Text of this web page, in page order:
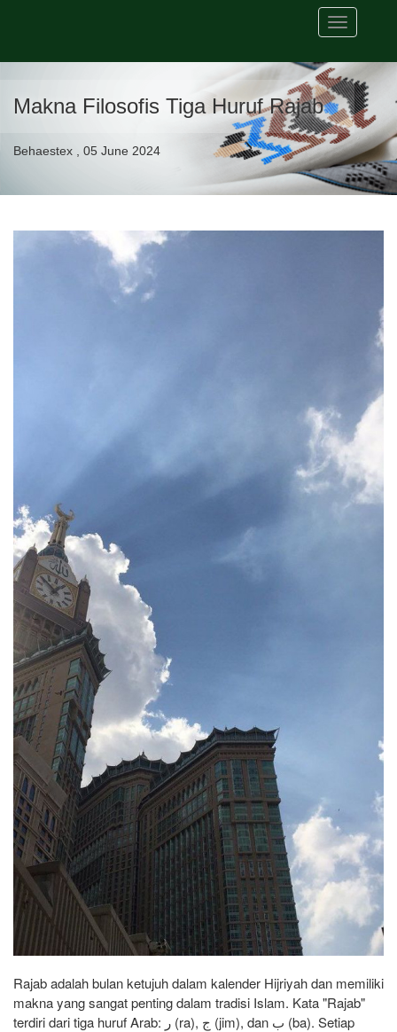
Toggle
navigation
Makna Filosofis Tiga Huruf Rajab
Behaestex , 05 June 2024
Rajab adalah bulan ketujuh dalam kalender Hijriyah dan memiliki
makna yang sangat penting dalam tradisi Islam. Kata "Rajab"
terdiri dari tiga huruf Arab: ر (ra), ج (jim), dan ب (ba). Setiap